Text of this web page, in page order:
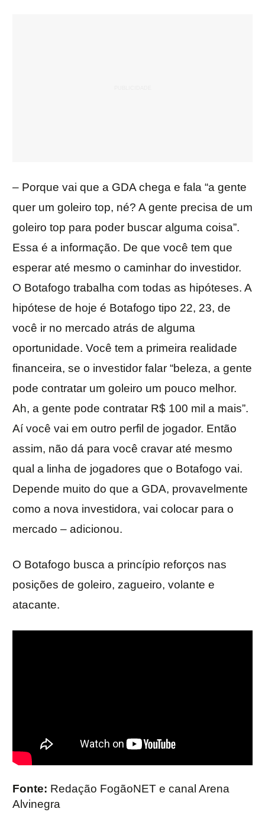
– Porque vai que a GDA chega e fala “a gente
quer um goleiro top, né? A gente precisa de um
goleiro top para poder buscar alguma coisa”.
Essa é a informação. De que você tem que
esperar até mesmo o caminhar do investidor.
O Botafogo trabalha com todas as hipóteses. A
hipótese de hoje é Botafogo tipo 22, 23, de
você ir no mercado atrás de alguma
oportunidade. Você tem a primeira realidade
financeira, se o investidor falar “beleza, a gente
pode contratar um goleiro um pouco melhor.
Ah, a gente pode contratar R$ 100 mil a mais”.
Aí você vai em outro perfil de jogador. Então
assim, não dá para você cravar até mesmo
qual a linha de jogadores que o Botafogo vai.
Depende muito do que a GDA, provavelmente
como a nova investidora, vai colocar para o
mercado – adicionou.
O Botafogo busca a princípio reforços nas
posições de goleiro, zagueiro, volante e
atacante.
Fonte: Redação FogãoNET e canal Arena
Alvinegra